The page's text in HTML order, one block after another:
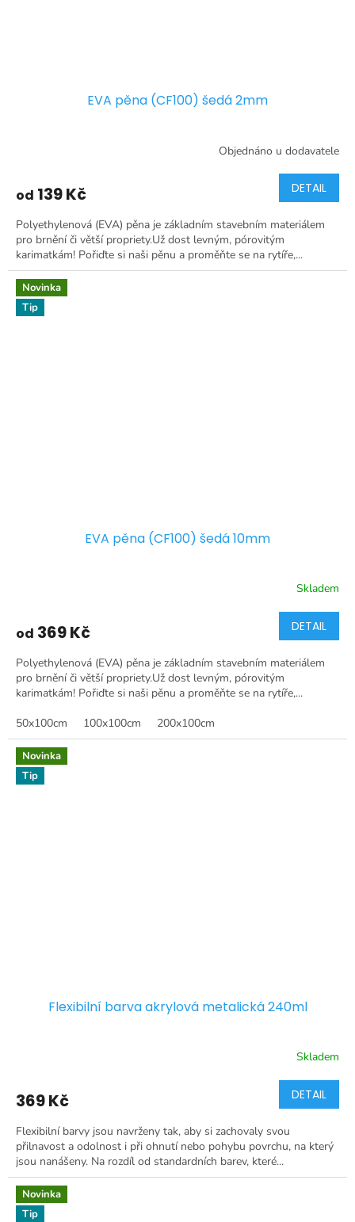
EVA pěna (CF100) šedá 2mm
Objednáno u dodavatele
od 139 Kč DETAIL
Polyethylenová (EVA) pěna je základním stavebním materiálem
pro brnění či větší propriety.Už dost levným, pórovitým
karimatkám! Pořiďte si naši pěnu a proměňte se na rytíře,...
Novinka
Tip
EVA pěna (CF100) šedá 10mm
Skladem
od 369 Kč DETAIL
Polyethylenová (EVA) pěna je základním stavebním materiálem
pro brnění či větší propriety.Už dost levným, pórovitým
karimatkám! Pořiďte si naši pěnu a proměňte se na rytíře,...
50x100cm
100x100cm 200x100cm
Novinka
Tip
Flexibilní barva akrylová metalická 240ml
Skladem
369 Kč DETAIL
Flexibilní barvy jsou navrženy tak, aby si zachovaly svou
přilnavost a odolnost i při ohnutí nebo pohybu povrchu, na který
jsou nanášeny. Na rozdíl od standardních barev, které...
Novinka
Tip